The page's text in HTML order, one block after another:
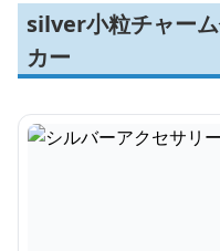
silver小粒チャー
カー